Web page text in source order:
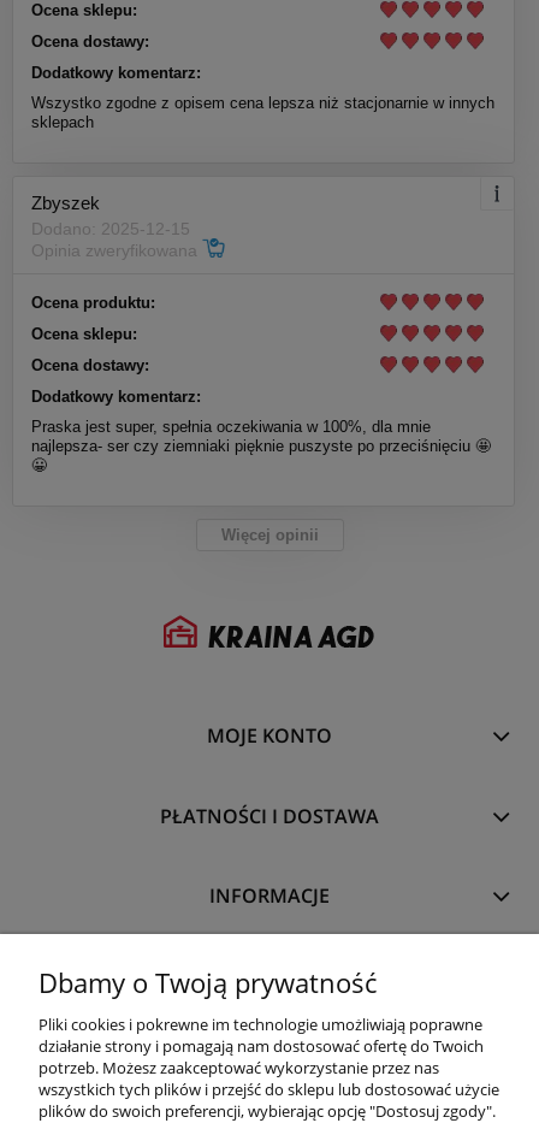
Ocena sklepu:
Ocena dostawy:
Dodatkowy komentarz:
Wszystko zgodne z opisem cena lepsza niż stacjonarnie w innych
sklepach
Zbyszek
Dodano: 2025-12-15
Opinia zweryfikowana
Ocena produktu:
Ocena sklepu:
Ocena dostawy:
Dodatkowy komentarz:
Praska jest super, spełnia oczekiwania w 100%, dla mnie
najlepsza- ser czy ziemniaki pięknie puszyste po przeciśnięciu 🤩
😀
Więcej opinii
MOJE KONTO
PŁATNOŚCI I DOSTAWA
INFORMACJE
O NAS
Dbamy o Twoją prywatność
Pliki cookies i pokrewne im technologie umożliwiają poprawne
działanie strony i pomagają nam dostosować ofertę do Twoich
potrzeb. Możesz zaakceptować wykorzystanie przez nas
wszystkich tych plików i przejść do sklepu lub dostosować użycie
plików do swoich preferencji, wybierając opcję "Dostosuj zgody".